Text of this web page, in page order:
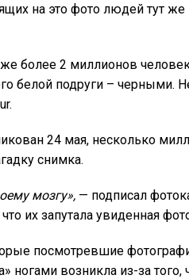
на это фото людей тут
более 2 миллионов
белой подруги – черными.
24 мая, несколько
снимка.
мозгу», — подписал
их запутала увиденная
посмотревшие
ногами возникла из-за